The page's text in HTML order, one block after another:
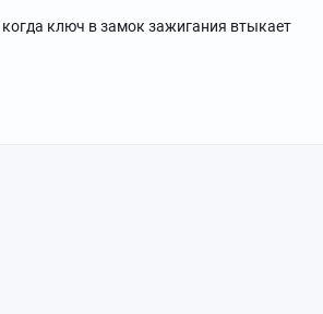
ключ в замок зажигания втыкает